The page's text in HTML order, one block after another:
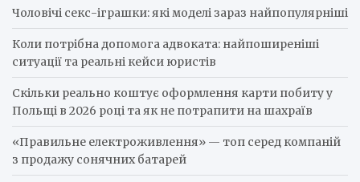
Чоловічі секс-іграшки: які моделі зараз найпопулярніші
Коли потрібна допомога адвоката: найпоширеніші
ситуації та реальні кейси юристів
Скільки реально коштує оформлення карти побиту у
Польщі в 2026 році та як не потрапити на шахраїв
«Правильне електроживлення» — топ серед компаній
з продажу сонячних батарей